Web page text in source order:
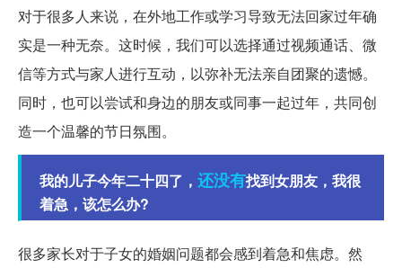
对于很多人来说，在外地工作或学习导致无法回家过年确
实是一种无奈。这时候，我们可以选择通过视频通话、微
信等方式与家人进行互动，以弥补无法亲自团聚的遗憾。
同时，也可以尝试和身边的朋友或同事一起过年，共同创
造一个温馨的节日氛围。
我的儿子今年二十四了， 还没有找到女朋友，我很
着急，该怎么办?
很多家长对于子女的婚姻问题都会感到着急和焦虑。然